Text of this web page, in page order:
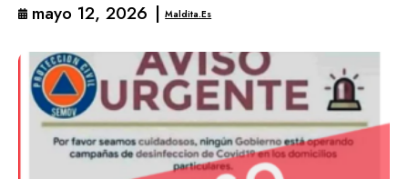
mayo 12, 2026 | Maldita.es